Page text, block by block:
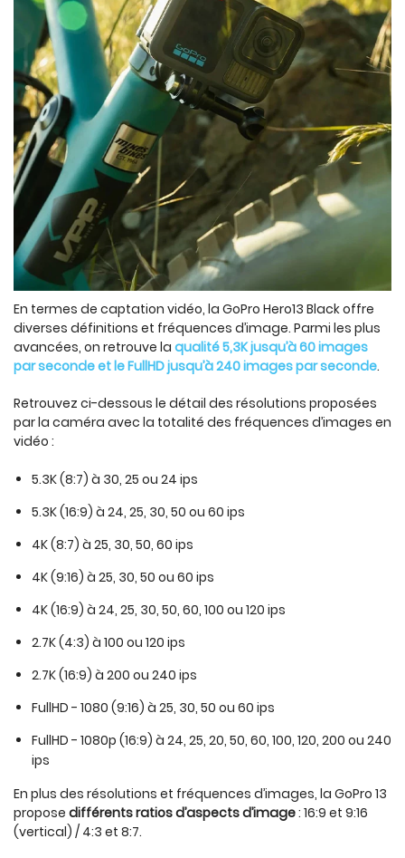
En termes de captation vidéo, la GoPro Hero13 Black offre
diverses définitions et fréquences d’image. Parmi les plus
avancées, on retrouve la qualité 5,3K jusqu’à 60 images
par seconde et le FullHD jusqu’à 240 images par seconde.
Retrouvez ci-dessous le détail des résolutions proposées
par la caméra avec la totalité des fréquences d’images en
vidéo :
5.3K (8:7) à 30, 25 ou 24 ips
5.3K (16:9) à 24, 25, 30, 50 ou 60 ips
4K (8:7) à 25, 30, 50, 60 ips
4K (9:16) à 25, 30, 50 ou 60 ips
4K (16:9) à 24, 25, 30, 50, 60, 100 ou 120 ips
2.7K (4:3) à 100 ou 120 ips
2.7K (16:9) à 200 ou 240 ips
FullHD - 1080 (9:16) à 25, 30, 50 ou 60 ips
FullHD - 1080p (16:9) à 24, 25, 20, 50, 60, 100, 120, 200 ou 240
ips
En plus des résolutions et fréquences d’images, la GoPro 13
propose différents ratios d’aspects d’image: 16:9 et 9:16
(vertical) / 4:3 et 8:7.